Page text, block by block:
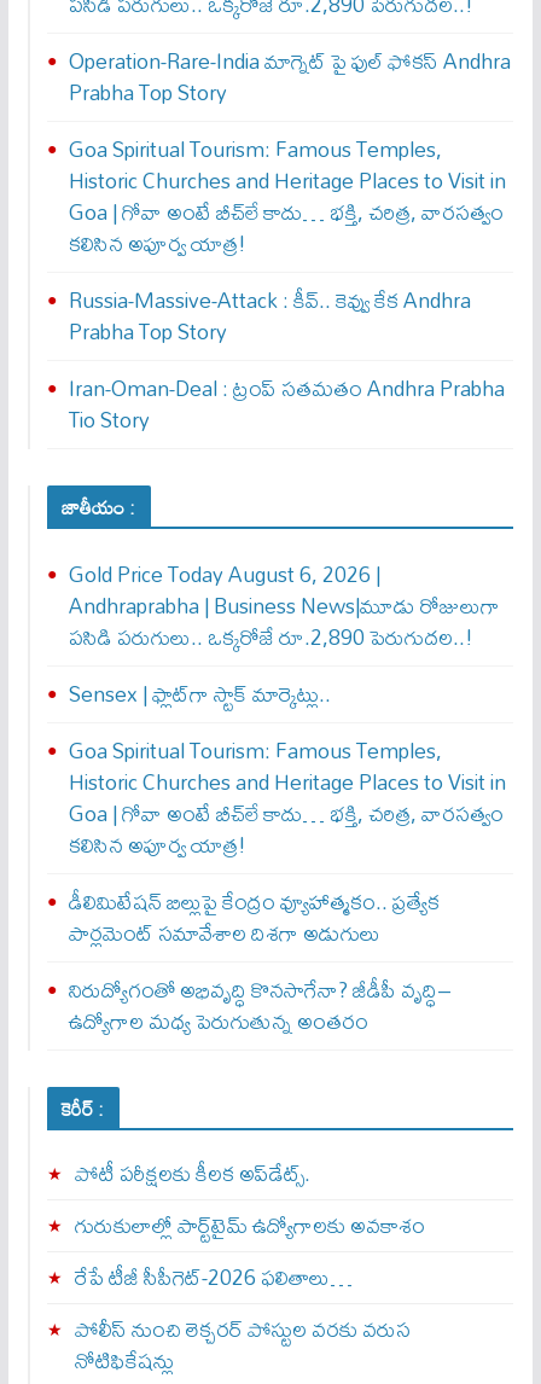
Operation-Rare-India మాగ్నెట్ పై ఫుల్ ఫోక‌స్ Andhra
Prabha Top Story
Goa Spiritual Tourism: Famous Temples,
Historic Churches and Heritage Places to Visit in
Goa | గోవా అంటే బీచ్‌లే కాదు… భక్తి, చరిత్ర, వారసత్వం
కలిసిన అపూర్వ యాత్ర!
Russia-Massive-Attack : కీవ్‌.. కెవ్వు కేక‌ Andhra
Prabha Top Story
Iran-Oman-Deal : ట్రంప్ స‌త‌మ‌తం Andhra Prabha
Tio Story
జాతీయం :
Gold Price Today August 6, 2026 |
Andhraprabha | Business News|మూడు రోజులుగా
పసిడి పరుగులు.. ఒక్కరోజే రూ.2,890 పెరుగుద‌ల‌..!
Sensex | ఫ్లాట్‌గా స్టాక్ మార్కెట్లు..
Goa Spiritual Tourism: Famous Temples,
Historic Churches and Heritage Places to Visit in
Goa | గోవా అంటే బీచ్‌లే కాదు… భక్తి, చరిత్ర, వారసత్వం
కలిసిన అపూర్వ యాత్ర!
డీలిమిటేషన్ బిల్లుపై కేంద్రం వ్యూహాత్మకం.. ప్రత్యేక
పార్లమెంట్ సమావేశాల దిశగా అడుగులు
నిరుద్యోగంతో అభివృద్ధి కొనసాగేనా? జీడీపీ వృద్ధి–
ఉద్యోగాల మధ్య పెరుగుతున్న అంతరం
కెరీర్ :
పోటీ పరీక్షలకు కీలక అప్‌డేట్స్.
గురుకులాల్లో పార్ట్‌టైమ్ ఉద్యోగాలకు అవకాశం
రేపే టీజీ సీపీగెట్‌-2026 ఫలితాలు…
పోలీస్ నుంచి లెక్చరర్ పోస్టుల వరకు వరుస
నోటిఫికేషన్లు